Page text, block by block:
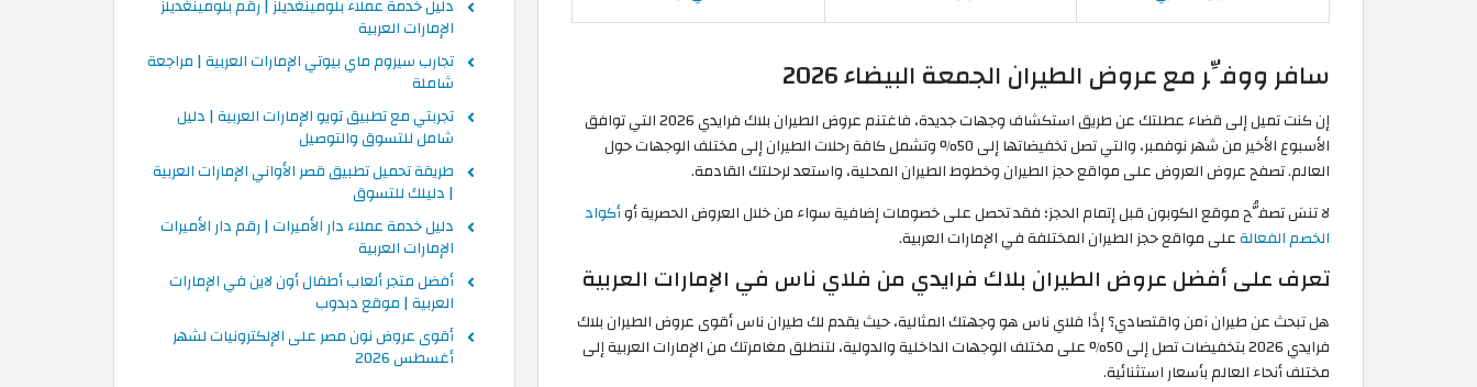
سافر ووفِّر مع عروض الطيران الجمعة البيضاء 2026
إن كنت تميل إلى قضاء عطلتك عن طريق استكشاف وجهات جديدة، فاغتنم عروض الطيران بلاك فرايدي 2026 التي توافق
الأسبوع الأخير من شهر نوفمبر، والتي تصل تخفيضاتها إلى 50% وتشمل كافة رحلات الطيران إلى مختلف الوجهات حول
العالم. تصفح عروض العروض على مواقع حجز الطيران وخطوط الطيران المحلية، واستعد لرحلتك القادمة.
لا تنسَ تصفُّح موقع الكوبون قبل إتمام الحجز؛ فقد تحصل على خصومات إضافية سواء من خلال العروض الحصرية أوأكواد
الخصم الفعالةعلى مواقع حجز الطيران المختلفة في الإمارات العربية.
تعرف على أفضل عروض الطيران بلاك فرايدي من فلاي ناس في الإمارات العربية
هل تبحث عن طيران آمن واقتصادي؟ إذًا فلاي ناس هو وجهتك المثالية، حيث يقدم لك طيران ناس أقوى عروض الطيران بلاك
فرايدي 2026 بتخفيضات تصل إلى 50% على مختلف الوجهات الداخلية والدولية، لتنطلق مغامرتك من الإمارات العربية إلى
مختلف أنحاء العالم بأسعار استثنائية.
دليل خدمة عملاء بلومينغديلز | رقم بلومينغديلز
الإمارات العربية
تجارب سيروم ماي بيوتي الإمارات العربية | مراجعة
شاملة
تجربتي مع تطبيق تويو الإمارات العربية | دليل
شامل للتسوق والتوصيل
طريقة تحميل تطبيق قصر الأواني الإمارات العربية
| دليلك للتسوق
دليل خدمة عملاء دار الأميرات | رقم دار الأميرات
الإمارات العربية
أفضل متجر ألعاب أطفال أون لاين في الإمارات
العربية | موقع دبدوب
أقوى عروض نون مصر على الإلكترونيات لشهر
أغسطس 2026